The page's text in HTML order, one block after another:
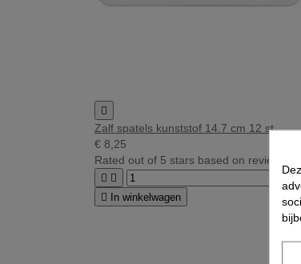

Zalf spatels kunststof 14.7 cm 12 st
€ 8,25
Rated out of 5 stars based on review(s)
 

In winkelwagen